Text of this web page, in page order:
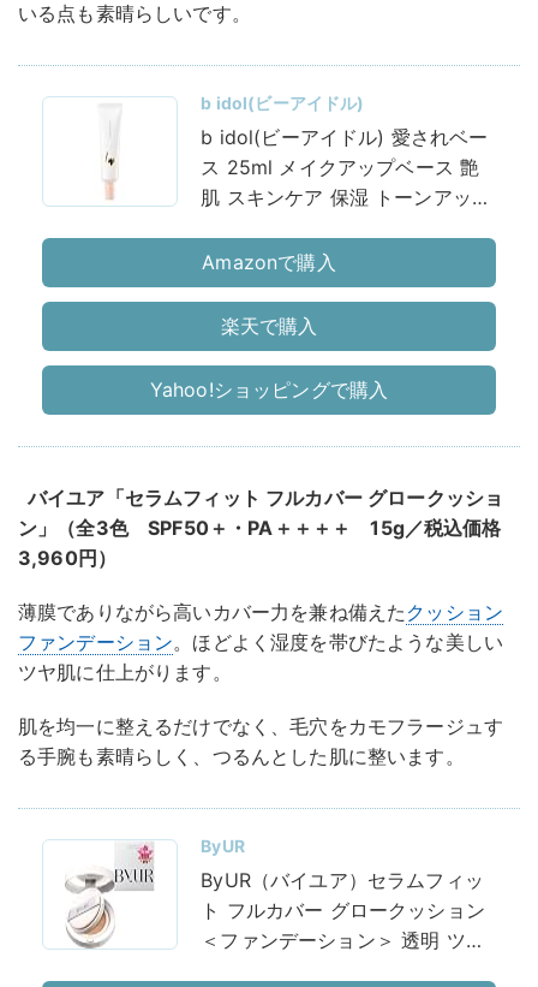
いる点も素晴らしいです。
b idol(ビーアイドル)
b idol(ビーアイドル) 愛されベー
ス 25ml メイクアップベース 艶
肌 スキンケア 保湿 トーンアップ
Amazonで購入
楽天で購入
Yahoo!ショッピングで購入
バイユア「セラムフィット フルカバー グロークッショ
ン」（全3色 SPF50＋・PA＋＋＋＋ 15g／税込価格
3,960円）
薄膜でありながら高いカバー力を兼ね備えた クッション
ファンデーション。ほどよく湿度を帯びたような美しい
ツヤ肌に仕上がります。
肌を均一に整えるだけでなく、毛穴をカモフラージュす
る手腕も素晴らしく、つるんとした肌に整います。
ByUR
ByUR（バイユア）セラムフィッ
ト フルカバー グロークッション
＜ファンデーション＞ 透明 ツヤ